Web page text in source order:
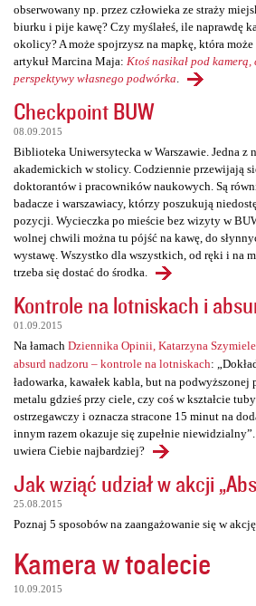
obserwowany np. przez człowieka ze straży
biurku i pije kawę? Czy myślałeś, ile naprawdę
okolicy? A może spojrzysz na mapkę, która
artykuł Marcina Maja: Ktoś nasikał pod
perspektywy własnego podwórka
Checkpoint BUW
08.09.2015
Biblioteka Uniwersytecka w Warszawie. Jedna
akademickich w stolicy. Codziennie przewijają
doktorantów i pracowników naukowych. Są
badacze i warszawiacy, którzy poszukują
pozycji. Wycieczka po mieście bez wizyty w
wolnej chwili można tu pójść na kawę, do
wystawę. Wszystko dla wszystkich, od ręki i na
trzeba się dostać do środka.
Kontrole na lotniskach i
01.09.2015
Na łamach Dziennika Opinii, Katarzyna
absurd nadzoru – kontrole na lotniskach:
ładowarka, kawałek kabla, but na podwyższonej
metalu gdzieś przy ciele, czy coś w kształcie
ostrzegawczy i oznacza stracone 15 minut na
innym razem okazuje się zupełnie
uwiera Ciebie najbardziej?
Jak wziąć udział w akcji
25.08.2015
Poznaj 5 sposobów na zaangażowanie się w
Kamera w toalecie
10.09.2015